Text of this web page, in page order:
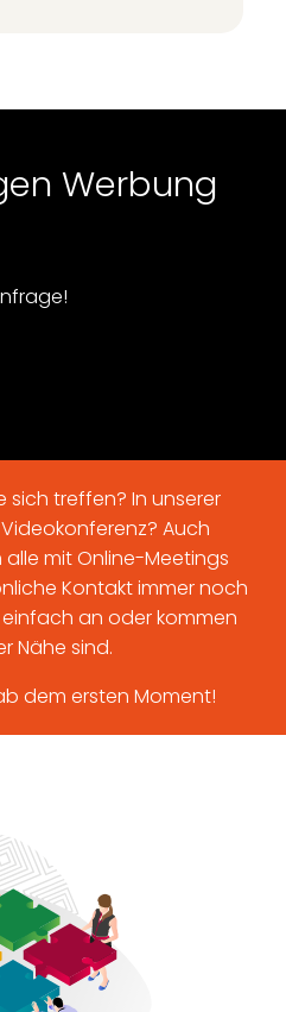
Werbung
sich treffen? In unserer
Auch
mit Online-Meetings
Kontakt immer noch
einfach an oder kommen
Nähe sind.
dem ersten Moment!